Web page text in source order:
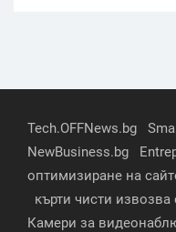
Tech.OFFNews.bg
NewBusiness.bg
оптимизиране на
кърти чисти извозва
Камери за